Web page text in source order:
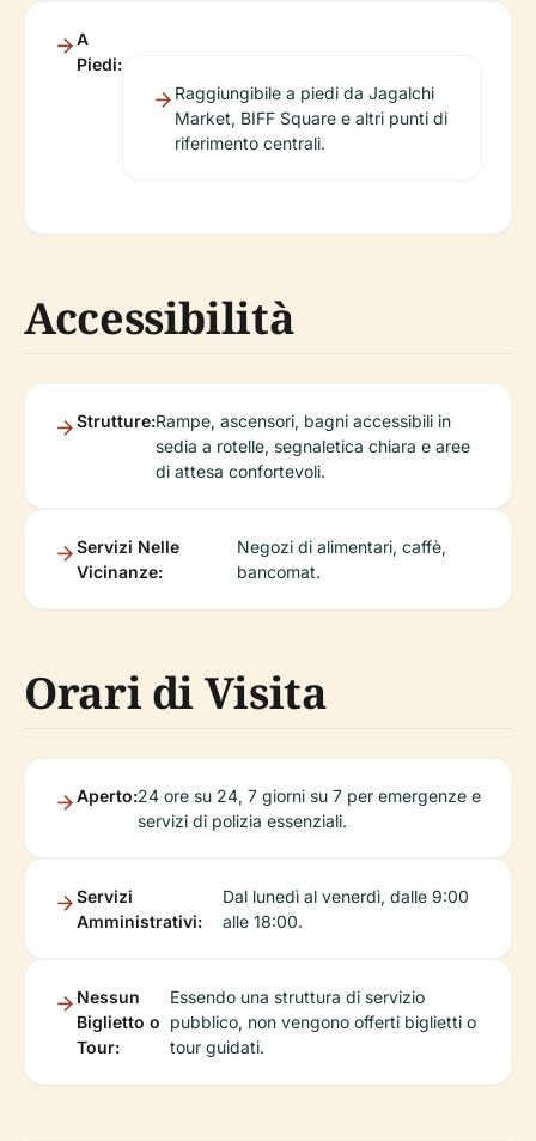
A
Piedi:
Raggiungibile a piedi da Jagalchi
Market, BIFF Square e altri punti di
riferimento centrali.
Accessibilità
Strutture:Rampe, ascensori, bagni accessibili in
sedia a rotelle, segnaletica chiara e aree
di attesa confortevoli.
Servizi Nelle
Vicinanze:
Negozi di alimentari, caffè,
bancomat.
Orari di Visita
Aperto:24 ore su 24, 7 giorni su 7 per emergenze e
servizi di polizia essenziali.
Servizi
Amministrativi:
Dal lunedì al venerdì, dalle 9:00
alle 18:00.
Nessun
Biglietto o
Tour:
Essendo una struttura di servizio
pubblico, non vengono offerti biglietti o
tour guidati.